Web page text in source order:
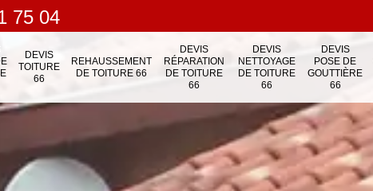
75 04
DEVIS
TOITURE
66
REHAUSSEMENT
DE TOITURE 66
DEVIS
RÉPARATION
DE TOITURE
66
DEVIS
NETTOYAGE
DE TOITURE
66
DEVIS
POSE DE
GOUTTIÈRE
66